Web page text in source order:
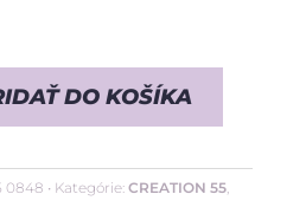
DO KOŠÍKA
0848 Kategórie: CREATION 55,